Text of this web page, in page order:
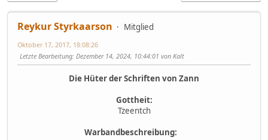
Reykur Styrkaarson Mitglied
Oktober 17, 2017, 18:08:26
Letzte Bearbeitung: Dezember 14, 2024, 10:44:01 von Kalt
Die Hüter der Schriften von Zann
Gottheit:
Tzeentch
Warbandbeschreibung: